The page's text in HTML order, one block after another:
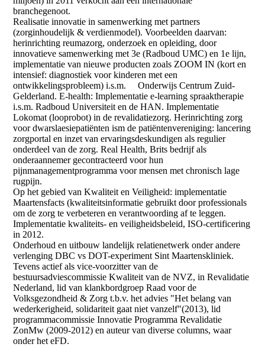
branchegenoot.
Realisatie innovatie in samenwerking met partners
(zorginhoudelijk & verdienmodel). Voorbeelden daarvan:
herinrichting reumazorg, onderzoek en opleiding, door
innovatieve samenwerking met 3e (Radboud UMC) en 1e lijn,
implementatie van nieuwe producten zoals ZOOM IN (kort en
intensief: diagnostiek voor kinderen met een
ontwikkelingsprobleem) i.s.m. Onderwijs Centrum Zuid-
Gelderland. E-health: Implementatie e-learning spraaktherapie
i.s.m. Radboud Universiteit en de HAN. Implementatie
Lokomat (looprobot) in de revalidatiezorg. Herinrichting zorg
voor dwarslaesiepatiënten ism de patiëntenvereniging: lancering
zorgportal en inzet van ervaringsdeskundigen als regulier
onderdeel van de zorg. Real Health, Brits bedrijf als
onderaannemer gecontracteerd voor hun
pijnmanagementprogramma voor mensen met chronisch lage
rugpijn.
Op het gebied van Kwaliteit en Veiligheid: implementatie
Maartensfacts (kwaliteitsinformatie gebruikt door professionals
om de zorg te verbeteren en verantwoording af te leggen.
Implementatie kwaliteits- en veiligheidsbeleid, ISO-certificering
in 2012.
Onderhoud en uitbouw landelijk relatienetwerk onder andere
verlenging DBC vs DOT-experiment Sint Maartenskliniek.
Tevens actief als vice-voorzitter van de
bestuursadviescommissie Kwaliteit van de NVZ, in Revalidatie
Nederland, lid van klankbordgroep Raad voor de
Volksgezondheid & Zorg t.b.v. het advies "Het belang van
wederkerigheid, solidariteit gaat niet vanzelf"(2013), lid
programmacommissie Innovatie Programma Revalidatie
ZonMw (2009-2012) en auteur van diverse columns, waar
onder het eFD.